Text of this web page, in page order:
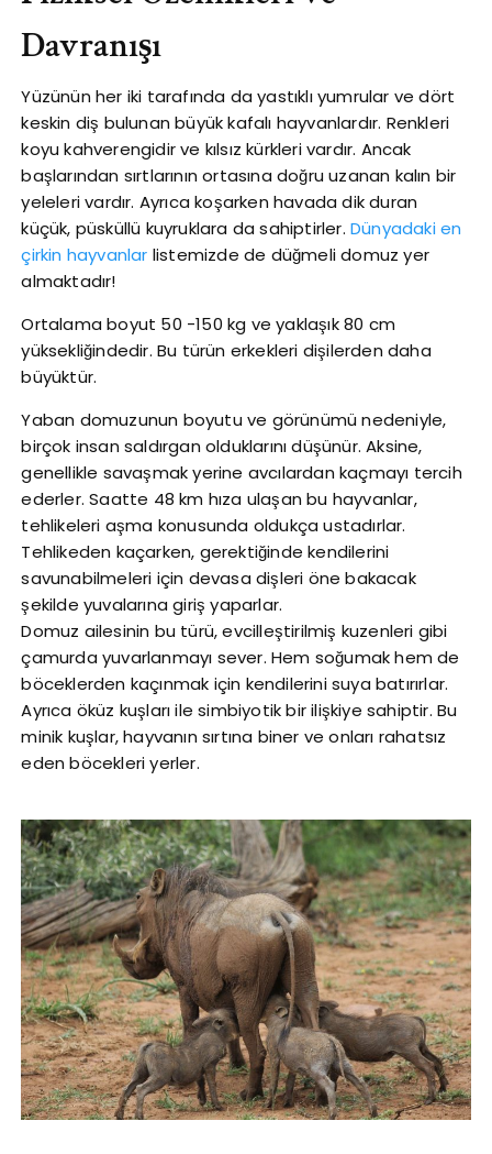
Davranışı
Yüzünün her iki tarafında da yastıklı yumrular ve dört
keskin diş bulunan büyük kafalı hayvanlardır. Renkleri
koyu kahverengidir ve kılsız kürkleri vardır. Ancak
başlarından sırtlarının ortasına doğru uzanan kalın bir
yeleleri vardır. Ayrıca koşarken havada dik duran
küçük, püsküllü kuyruklara da sahiptirler.Dünyadaki en
çirkin hayvanlar listemizde de düğmeli domuz yer
almaktadır!
Ortalama boyut 50 -150 kg ve yaklaşık 80 cm
yüksekliğindedir. Bu türün erkekleri dişilerden daha
büyüktür.
Yaban domuzunun boyutu ve görünümü nedeniyle,
birçok insan saldırgan olduklarını düşünür. Aksine,
genellikle savaşmak yerine avcılardan kaçmayı tercih
ederler. Saatte 48 km hıza ulaşan bu hayvanlar,
tehlikeleri aşma konusunda oldukça ustadırlar.
Tehlikeden kaçarken, gerektiğinde kendilerini
savunabilmeleri için devasa dişleri öne bakacak
şekilde yuvalarına giriş yaparlar.
Domuz ailesinin bu türü, evcilleştirilmiş kuzenleri gibi
çamurda yuvarlanmayı sever. Hem soğumak hem de
böceklerden kaçınmak için kendilerini suya batırırlar.
Ayrıca öküz kuşları ile simbiyotik bir ilişkiye sahiptir. Bu
minik kuşlar, hayvanın sırtına biner ve onları rahatsız
eden böcekleri yerler.